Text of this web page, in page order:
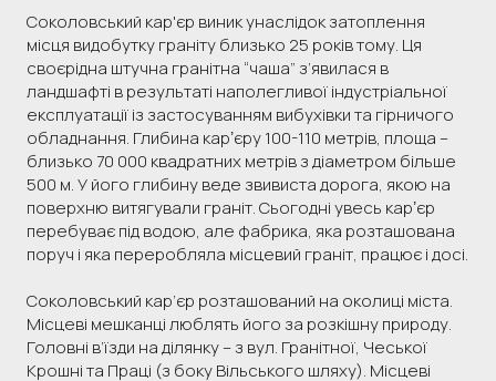
Соколовський кар'єр виник унаслідок затоплення
місця видобутку граніту близько 25 років тому. Ця
своєрідна штучна гранітна “чаша” з’явилася в
ландшафті в результаті наполегливої індустріальної ​​
експлуатації із застосуванням вибухівки та гірничого
обладнання. Глибина карʼєру 100-110 метрів, площа –
близько 70 000 квадратних метрів з діаметром більше
500 м. У його глибину веде звивиста дорога, якою на
поверхню витягували граніт. Сьогодні увесь карʼєр
перебуває під водою, але фабрика, яка розташована
поруч і яка переробляла місцевий граніт, працює і досі.
Соколовський кар’єр розташований на околиці міста.
Місцеві мешканці люблять його за розкішну природу.
Головні в’їзди на ділянку – з вул. Гранітної, Чеської
Крошні та Праці (з боку Вільського шляху). Місцеві